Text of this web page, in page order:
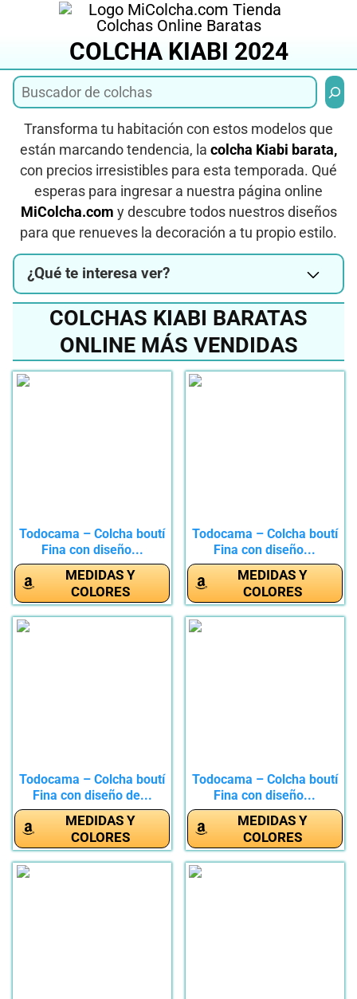
COLCHA KIABI 2024
Transforma tu habitación con estos modelos que
están marcando tendencia, la colcha Kiabi barata,
con precios irresistibles para esta temporada. Qué
esperas para ingresar a nuestra página online
MiColcha.com y descubre todos nuestros diseños
para que renueves la decoración a tu propio estilo.
¿Qué te interesa ver?
COLCHAS KIABI BARATAS
ONLINE MÁS VENDIDAS
Todocama – Colcha boutí
Fina con diseño...
MEDIDAS Y
COLORES
Todocama – Colcha boutí
Fina con diseño...
MEDIDAS Y
COLORES
Todocama – Colcha boutí
Fina con diseño de...
MEDIDAS Y
COLORES
Todocama – Colcha boutí
Fina con diseño...
MEDIDAS Y
COLORES